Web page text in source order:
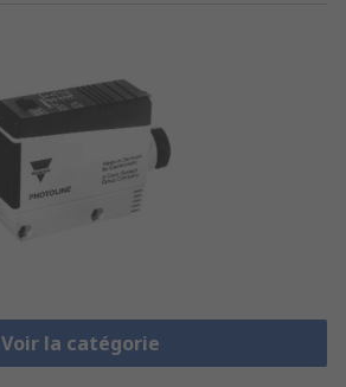
Voir la catégorie